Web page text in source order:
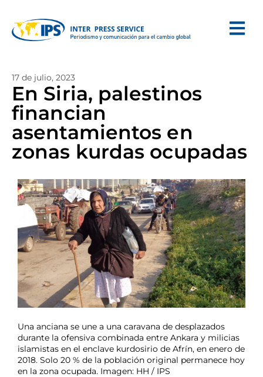
17 de julio, 2023
En Siria, palestinos
financian
asentamientos en
zonas kurdas ocupadas
Una anciana se une a una caravana de desplazados
durante la ofensiva combinada entre Ankara y milicias
islamistas en el enclave kurdosirio de Afrín, en enero de
2018. Solo 20 % de la población original permanece hoy
en la zona ocupada. Imagen: HH / IPS